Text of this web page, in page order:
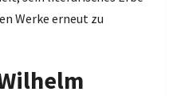
Werke erneut zu